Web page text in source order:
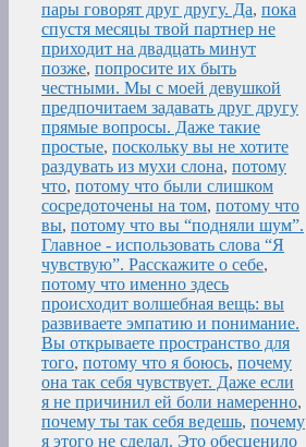
пары говорят друг другу. Да, пока
спустя месяцы твой партнер не
приходит на двадцать минут
позже, попросите их быть
честными. Мы с моей девушкой
предпочитаем задавать друг другу
прямые вопросы. Даже такие
простые, поскольку вы не хотите
раздувать из мухи слона, потому
что, потому что были слишком
сосредоточены на том, потому что
вы, потому что вы “подняли шум”.
Главное - использовать слова “Я
чувствую”. Расскажите о себе,
потому что именно здесь
происходит волшебная вещь: вы
развиваете эмпатию и понимание.
Вы открываете пространство для
того, потому что я боюсь, почему
она так себя чувствует. Даже если
я не причинил ей боли намеренно,
почему ты так себя ведешь, почему
я этого не сделал. Это обесценило